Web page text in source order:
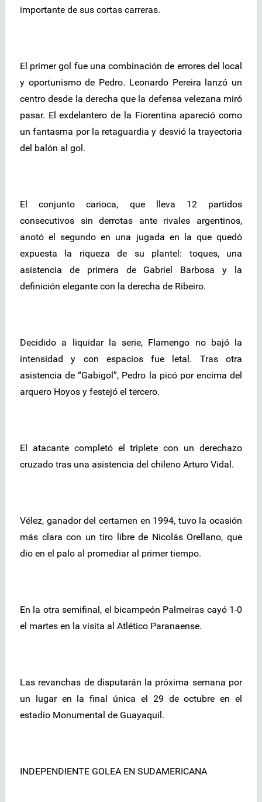
importante de sus cortas carreras.
El primer gol fue una combinación de errores del local
y oportunismo de Pedro. Leonardo Pereira lanzó un
centro desde la derecha que la defensa velezana miró
pasar. El exdelantero de la Fiorentina apareció como
un fantasma por la retaguardia y desvió la trayectoria
del balón al gol.
El conjunto carioca, que lleva 12 partidos
consecutivos sin derrotas ante rivales argentinos,
anotó el segundo en una jugada en la que quedó
expuesta la riqueza de su plantel: toques, una
asistencia de primera de Gabriel Barbosa y la
definición elegante con la derecha de Ribeiro.
Decidido a liquidar la serie, Flamengo no bajó la
intensidad y con espacios fue letal. Tras otra
asistencia de “Gabigol”, Pedro la picó por encima del
arquero Hoyos y festejó el tercero.
El atacante completó el triplete con un derechazo
cruzado tras una asistencia del chileno Arturo Vidal.
Vélez, ganador del certamen en 1994, tuvo la ocasión
más clara con un tiro libre de Nicolás Orellano, que
dio en el palo al promediar al primer tiempo.
En la otra semifinal, el bicampeón Palmeiras cayó 1-0
el martes en la visita al Atlético Paranaense.
Las revanchas de disputarán la próxima semana por
un lugar en la final única el 29 de octubre en el
estadio Monumental de Guayaquil.
INDEPENDIENTE GOLEA EN SUDAMERICANA